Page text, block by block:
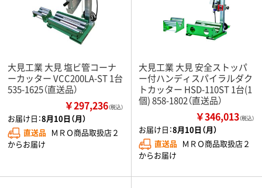
大見工業 大見 塩ビ管コーナ
ーカッター VCC200LA-ST 1台
535-1625（直送品）
￥297,236（税込）
お届け日：8月10日（月）
直送品 ＭＲＯ商品取扱店２
からお届け
大見工業 大見 安全ストッパ
ー付ハンディスパイラルダク
トカッター HSD-110ST 1台(1
個) 858-1802（直送品）
￥346,013（税込）
お届け日：8月10日（月）
直送品 ＭＲＯ商品取扱店２
からお届け